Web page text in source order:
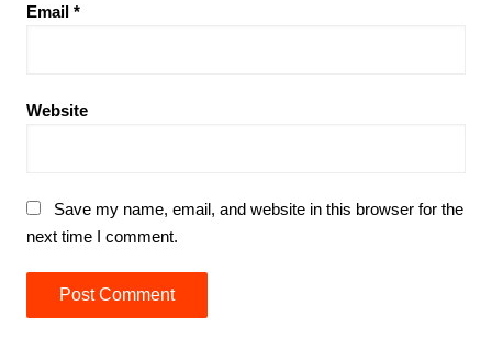
Email *
Website
Save my name, email, and website in this browser for the
next time I comment.